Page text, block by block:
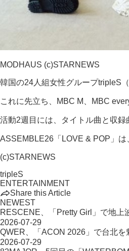
MODHAUS (c)STARNEWS
韓国の24人組女性グループtripleS
これに先立ち、MBC M、MBC
活動2週目には、タイトル曲と収
ASSEMBLE26「LOVE & POP」
(c)STARNEWS
tripleS
ENTERTAINMENT
Share this Article
NEWEST
RESCENE、「Pretty Girl」で地上
2026-07-29
QWER、「ACON 2026」で台北を
2026-07-29